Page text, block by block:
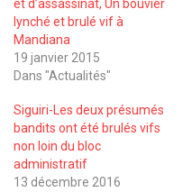
et d’assassinat, Un bouvier
lynché et brulé vif à
Mandiana
19 janvier 2015
Dans "Actualités"
Siguiri-Les deux présumés
bandits ont été brulés vifs
non loin du bloc
administratif
13 décembre 2016